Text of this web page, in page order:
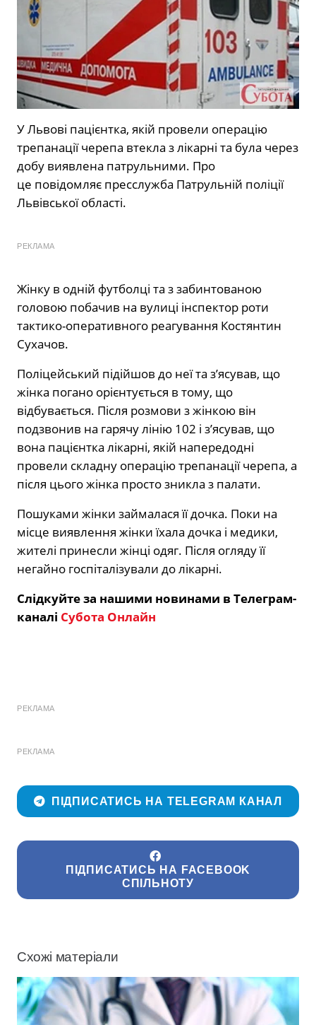
У Львові пацієнтка, якій провели операцію
трепанації черепа втекла з лікарні та була через
добу виявлена патрульними. Про
це повідомляє пресслужба Патрульній поліції
Львівської області.
РЕКЛАМА
Жінку в одній футболці та з забинтованою
головою побачив на вулиці інспектор роти
тактико-оперативного реагування Костянтин
Сухачов.
Поліцейський підійшов до неї та з’ясував, що
жінка погано орієнтується в тому, що
відбувається. Після розмови з жінкою він
подзвонив на гарячу лінію 102 і з’ясував, що
вона пацієнтка лікарні, якій напередодні
провели складну операцію трепанації черепа, а
після цього жінка просто зникла з палати.
Пошуками жінки займалася її дочка. Поки на
місце виявлення жінки їхала дочка і медики,
жителі принесли жінці одяг. Після огляду її
негайно госпіталізували до лікарні.
Слідкуйте за нашими новинами в Телеграм-
каналі Субота Онлайн
РЕКЛАМА
РЕКЛАМА
ПІДПИСАТИСЬ НА TELEGRAM КАНАЛ
ПІДПИСАТИСЬ НА FACEBOOK
СПІЛЬНОТУ
Схожі матеріали